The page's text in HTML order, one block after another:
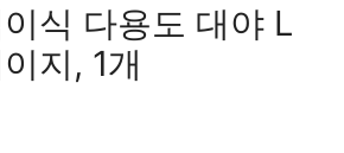
식 다용도 대야 L
지, 1개